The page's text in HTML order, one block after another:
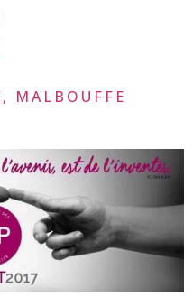
MALBOUFFE